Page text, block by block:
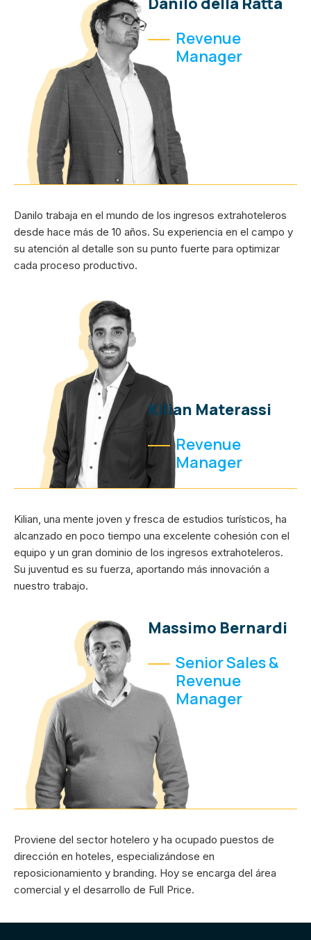
Revenue
Manager
Danilo trabaja en el mundo de los ingresos extrahoteleros
desde hace más de 10 años. Su experiencia en el campo y
su atención al detalle son su punto fuerte para optimizar
cada proceso productivo.
Kilian Materassi
Revenue
Manager
Kilian, una mente joven y fresca de estudios turísticos, ha
alcanzado en poco tiempo una excelente cohesión con el
equipo y un gran dominio de los ingresos extrahoteleros.
Su juventud es su fuerza, aportando más innovación a
nuestro trabajo.
Massimo Bernardi
Senior Sales &
Revenue
Manager
Proviene del sector hotelero y ha ocupado puestos de
dirección en hoteles, especializándose en
reposicionamiento y branding. Hoy se encarga del área
comercial y el desarrollo de Full Price.